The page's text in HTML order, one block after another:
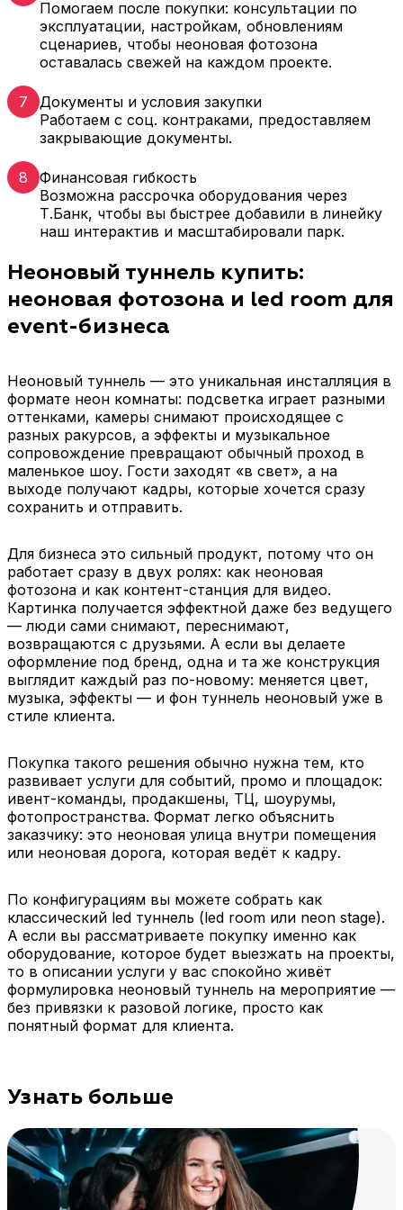
Помогаем после покупки: консультации по
эксплуатации, настройкам, обновлениям
сценариев, чтобы неоновая фотозона
оставалась свежей на каждом проекте.
7
Документы и условия закупки
Работаем с соц. контраками, предоставляем
закрывающие документы.
8
Финансовая гибкость
Возможна рассрочка оборудования через
Т.Банк, чтобы вы быстрее добавили в линейку
наш интерактив и масштабировали парк.
Неоновый туннель купить:
неоновая фотозона и led room для
event-бизнеса
Неоновый туннель — это уникальная инсталляция в
формате неон комнаты: подсветка играет разными
оттенками, камеры снимают происходящее с
разных ракурсов, а эффекты и музыкальное
сопровождение превращают обычный проход в
маленькое шоу. Гости заходят «в свет», а на
выходе получают кадры, которые хочется сразу
сохранить и отправить.
Для бизнеса это сильный продукт, потому что он
работает сразу в двух ролях: как неоновая
фотозона и как контент-станция для видео.
Картинка получается эффектной даже без ведущего
— люди сами снимают, переснимают,
возвращаются с друзьями. А если вы делаете
оформление под бренд, одна и та же конструкция
выглядит каждый раз по-новому: меняется цвет,
музыка, эффекты — и фон туннель неоновый уже в
стиле клиента.
Покупка такого решения обычно нужна тем, кто
развивает услуги для событий, промо и площадок:
ивент-команды, продакшены, ТЦ, шоурумы,
фотопространства. Формат легко объяснить
заказчику: это неоновая улица внутри помещения
или неоновая дорога, которая ведёт к кадру.
По конфигурациям вы можете собрать как
классический led туннель (led room или neon stage).
А если вы рассматриваете покупку именно как
оборудование, которое будет выезжать на проекты,
то в описании услуги у вас спокойно живёт
формулировка неоновый туннель на мероприятие —
без привязки к разовой логике, просто как
понятный формат для клиента.
Узнать больше